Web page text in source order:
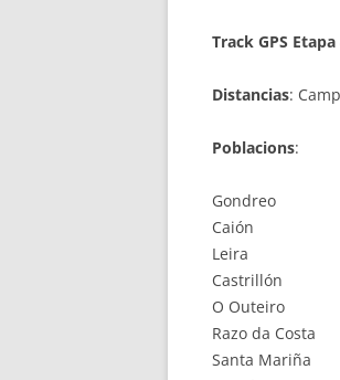
Track GPS
Distancias:
Poblacions:
Gondreo
Caión
Leira
Castrillón
O Outeiro
Razo da Costa
Santa Mariña